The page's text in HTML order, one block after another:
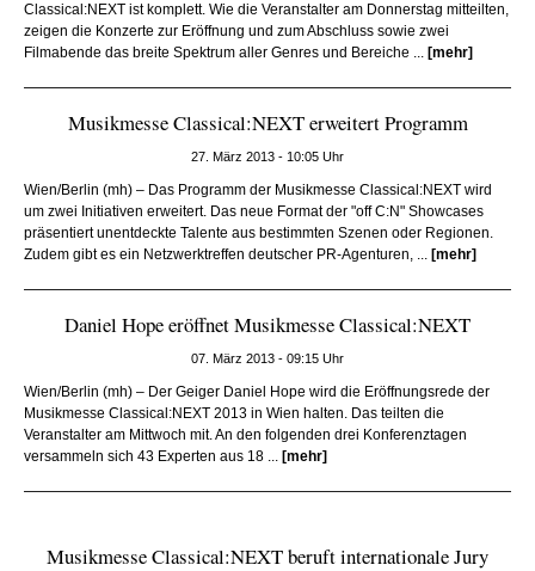
Classical:NEXT ist komplett. Wie die Veranstalter am Donnerstag mitteilten,
zeigen die Konzerte zur Eröffnung und zum Abschluss sowie zwei
Filmabende das breite Spektrum aller Genres und Bereiche ... [mehr]
Musikmesse Classical:NEXT erweitert Programm
27. März 2013 - 10:05 Uhr
Wien/Berlin (mh) – Das Programm der Musikmesse Classical:NEXT wird
um zwei Initiativen erweitert. Das neue Format der "off C:N" Showcases
präsentiert unentdeckte Talente aus bestimmten Szenen oder Regionen.
Zudem gibt es ein Netzwerktreffen deutscher PR-Agenturen, ... [mehr]
Daniel Hope eröffnet Musikmesse Classical:NEXT
07. März 2013 - 09:15 Uhr
Wien/Berlin (mh) – Der Geiger Daniel Hope wird die Eröffnungsrede der
Musikmesse Classical:NEXT 2013 in Wien halten. Das teilten die
Veranstalter am Mittwoch mit. An den folgenden drei Konferenztagen
versammeln sich 43 Experten aus 18 ... [mehr]
Musikmesse Classical:NEXT beruft internationale Jury